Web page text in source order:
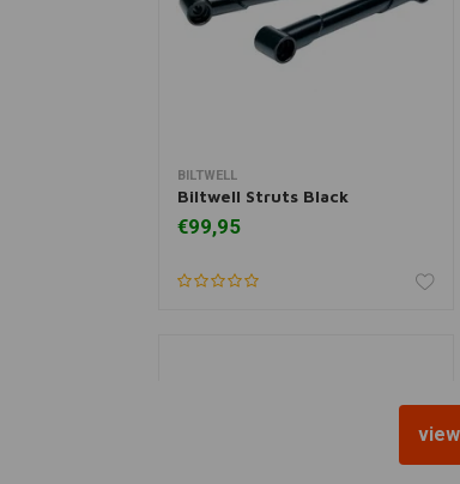
BILTWELL
Biltwell Struts Black
€99,95